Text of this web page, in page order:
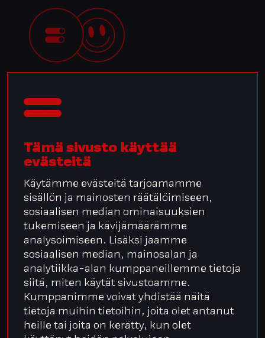
Tämä sivusto käyttää
evästeitä
Käytämme evästeitä tarjoamamme
sisällön ja mainosten räätälöimiseen,
sosiaalisen median ominaisuuksien
tukemiseen ja kävijämäärämme
analysoimiseen. Lisäksi jaamme
sosiaalisen median, mainosalan ja
analytiikka-alan kumppaneillemme tietoja
siitä, miten käytät sivustoamme.
Kumppanimme voivat yhdistää näitä
tietoja muihin tietoihin, joita olet antanut
heille tai joita on kerätty, kun olet
Ett lättanvänt HR-system som anpassar sig till
Nepton
lla hanterar arbetstider, frånvaro och
ledigheter utan ansträngning – och med
hjälp av automation.